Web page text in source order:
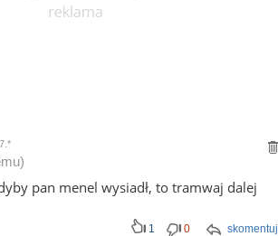
pan menel wysiadł, to tramwaj dalej
skomentuj
1 0